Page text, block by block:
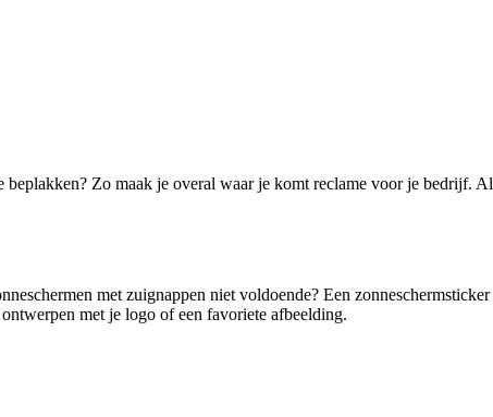
Zo maak je overal waar je komt reclame voor je bedrijf.
met zuignappen niet voldoende? Een
met je logo of een favoriete afbeelding.